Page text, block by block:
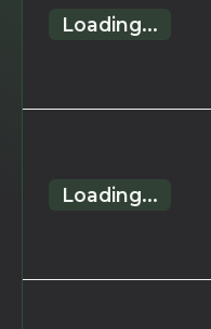
Loading...
Loading...